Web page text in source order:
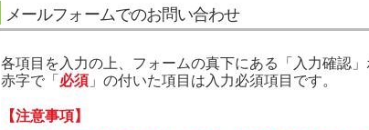
メールフォームでのお問い合わせ
各項目を入力の上、フォームの真下にある「入力確認
赤字で「必須 」の付いた項目は入力必須項目です。
【注意事項】